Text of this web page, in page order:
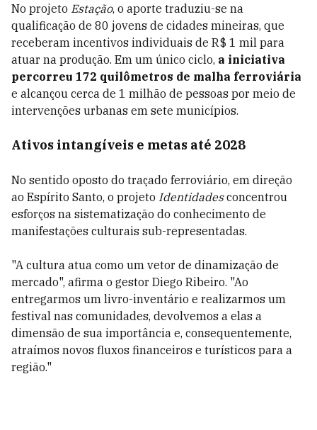
No projeto Estação, o aporte traduziu-se na
qualificação de 80 jovens de cidades mineiras, que
receberam incentivos individuais de R$ 1 mil para
atuar na produção. Em um único ciclo, a iniciativa
percorreu 172 quilômetros de malha ferroviária
e alcançou cerca de 1 milhão de pessoas por meio de
intervenções urbanas em sete municípios.
Ativos intangíveis e metas até 2028
No sentido oposto do traçado ferroviário, em direção
ao Espírito Santo, o projeto Identidadesconcentrou
esforços na sistematização do conhecimento de
manifestações culturais sub-representadas.
"A cultura atua como um vetor de dinamização de
mercado", afirma o gestor Diego Ribeiro. "Ao
entregarmos um livro-inventário e realizarmos um
festival nas comunidades, devolvemos a elas a
dimensão de sua importância e, consequentemente,
atraímos novos fluxos financeiros e turísticos para a
região."